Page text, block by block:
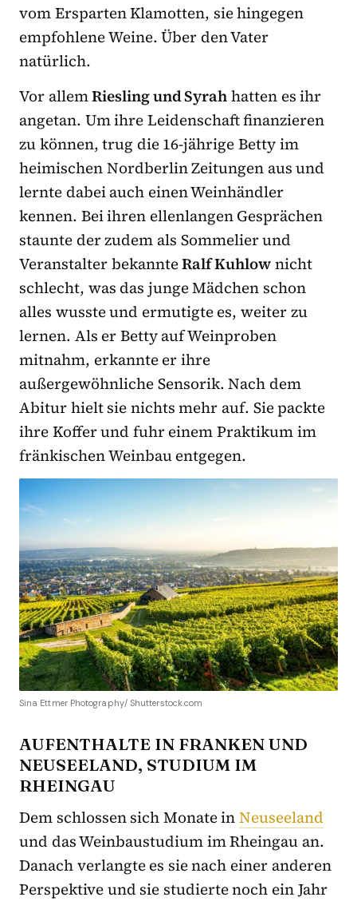
vom Ersparten Klamotten, sie hingegen
empfohlene Weine. Über den Vater
natürlich.
Vor allemRiesling und Syrahhatten es ihr
angetan. Um ihre Leidenschaft finanzieren
zu können, trug die 16-jährige Betty im
heimischen Nordberlin Zeitungen aus und
lernte dabei auch einen Weinhändler
kennen. Bei ihren ellenlangen Gesprächen
staunte der zudem als Sommelier und
Veranstalter bekannteRalf Kuhlownicht
schlecht, was das junge Mädchen schon
alles wusste und ermutigte es, weiter zu
lernen. Als er Betty auf Weinproben
mitnahm, erkannte erihre
außergewöhnliche Sensorik. Nach dem
Abitur hielt sie nichts mehr auf. Sie packte
ihre Koffer und fuhr einemPraktikum im
fränkischen Weinbau entgegen.
Sina Ettmer Photography/ Shutterstock.com
AUFENTHALTE IN FRANKEN UND
NEUSEELAND, STUDIUM IM
RHEINGAU
Dem schlossen sich Monate inNeuseeland
und das Weinbaustudium im Rheingau an.
Danach verlangte es sie nach einer anderen
Perspektive und sie studierte noch ein Jahr